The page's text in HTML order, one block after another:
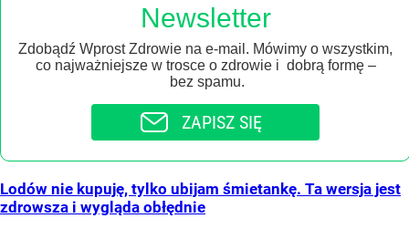
Newsletter
Zdobądź Wprost Zdrowie na e-mail. Mówimy o wszystkim,
co najważniejsze w trosce o zdrowie i dobrą formę –
bez spamu.
ZAPISZ SIĘ
Lodów nie kupuję, tylko ubijam śmietankę. Ta wersja jest
zdrowsza i wygląda obłędnie